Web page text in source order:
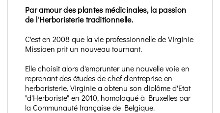
Par amour des plantes médicinales, la passion
de l'Herboristerie traditionnelle.
C'est en 2008 que la vie professionnelle de Virginie
Missiaen prit un nouveau tournant.
Elle choisit alors d'emprunter une nouvelle voie en
reprenant des études de chef d'entreprise en
herboristerie. Virginie a obtenu son diplôme d'Etat
"d'Herboriste" en 2010, homologué à Bruxelles par
la Communauté française de Belgique.